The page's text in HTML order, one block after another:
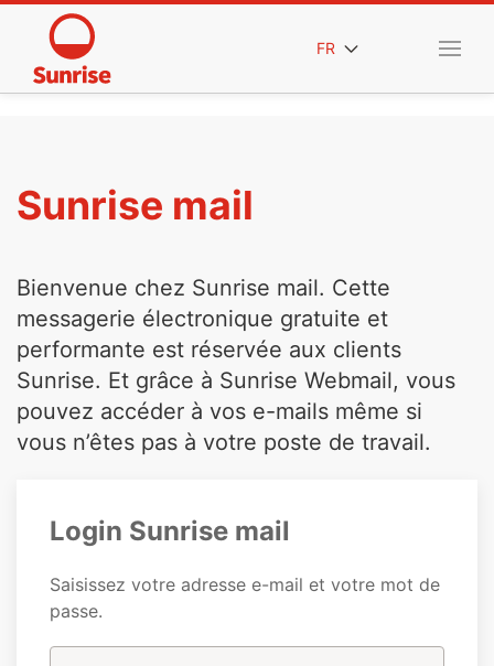
FR
Sunrise mail
Bienvenue chez Sunrise mail. Cette
messagerie électronique gratuite et
performante est réservée aux clients
Sunrise. Et grâce à Sunrise Webmail, vous
pouvez accéder à vos e-mails même si
vous n’êtes pas à votre poste de travail.
Login Sunrise mail
Saisissez votre adresse e-mail et votre mot de
passe.